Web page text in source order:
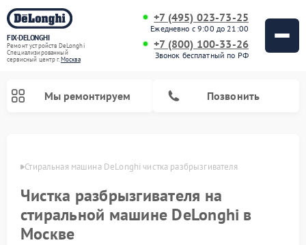
FIX-DELONGHI
Ремонт устройств DeLonghi
Специализированный
cервисный центр г.Москва
+7 (495) 023-73-25
Ежедневно с 9:00 до 21:00
+7 (800) 100-33-26
Звонок бесплатный по РФ
Мы ремонтируем Позвонить
Стиральная машина DeLonghi чистка разбрызгивателя
Чистка разбрызгивателя на
стиральной машине DeLonghi в
Москве